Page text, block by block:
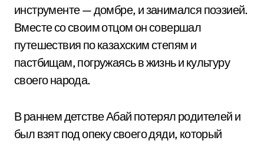
инструменте — домбре, и занимался поэзией.
Вместе со своим отцом он совершал
путешествия по казахским степям и
пастбищам, погружаясь в жизнь и культуру
своего народа.
В раннем детстве Абай потерял родителей и
был взят под опеку своего дяди, который